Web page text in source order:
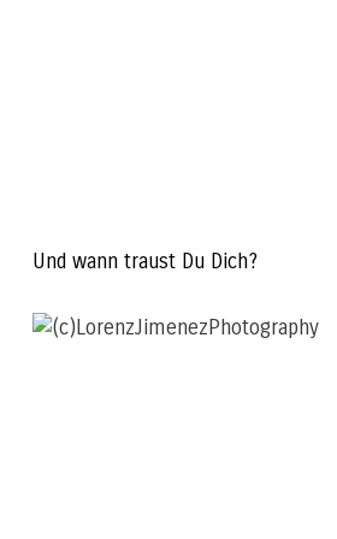
Und wann traust Du Dich?